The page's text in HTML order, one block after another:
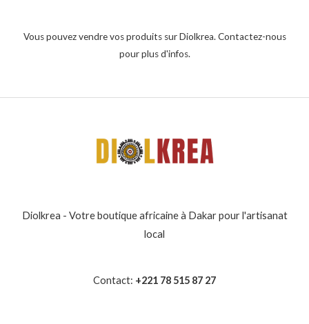
Vous pouvez vendre vos produits sur Diolkrea. Contactez-nous
pour plus d'infos.
Diolkrea - Votre boutique africaine à Dakar pour l'artisanat
local
Contact: +221 78 515 87 27